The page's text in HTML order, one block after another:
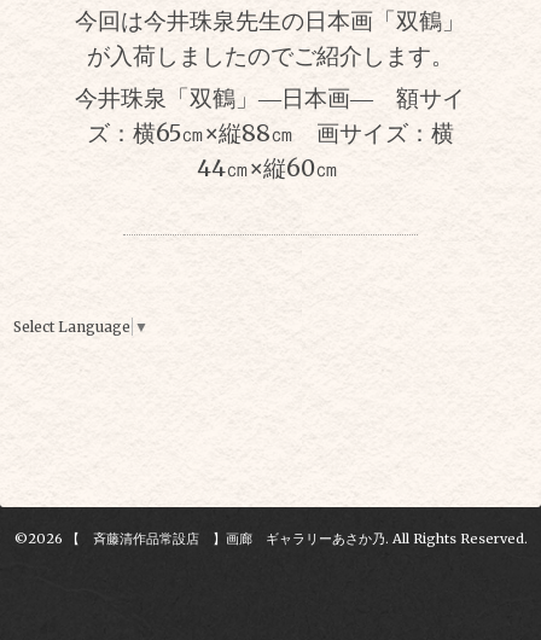
今回は今井珠泉先生の日本画「双鶴」
が入荷しましたのでご紹介します。
今井珠泉「双鶴」―日本画― 額サイ
ズ：横65㎝×縦88㎝ 画サイズ：横
44㎝×縦60㎝
Select Language ▼
©2026 【 斉藤清作品常設店 】画廊 ギャラリーあさか乃. All Rights Reserved.